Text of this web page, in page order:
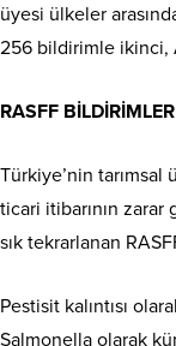
üyesi ülkeler
256 bildirimle ikinci,
RASFF
Türkiye’nin
ticari itibarının
sık tekrarlanan
Pestisit kalıntısı
Salmonella olarak